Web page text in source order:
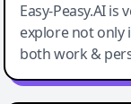
Easy-Peasy.AI
explore not only
both work &